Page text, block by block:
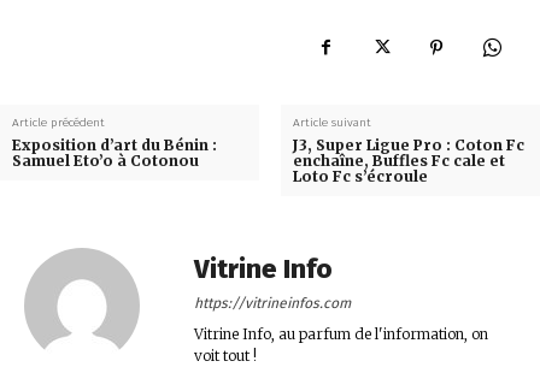
Article précédent
Exposition d’art du Bénin :
Samuel Eto’o à Cotonou
Article suivant
J3, Super Ligue Pro : Coton Fc
enchaîne, Buffles Fc cale et
Loto Fc s’écroule
Vitrine Info
https://vitrineinfos.com
Vitrine Info, au parfum de l'information, on
voit tout !